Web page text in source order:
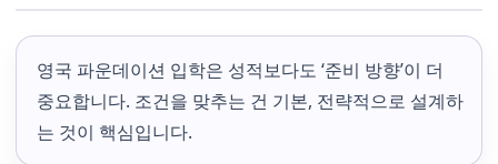
영국 파운데이션 입학은 성적보다도 ‘준비 방향’이 더
중요합니다. 조건을 맞추는 건 기본, 전략적으로 설계하
는 것이 핵심입니다.